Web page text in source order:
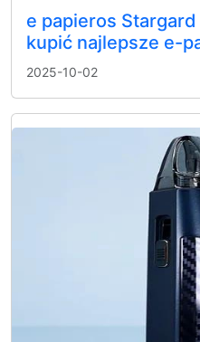
e papieros
kupić najlepsze e-
2025-10-02